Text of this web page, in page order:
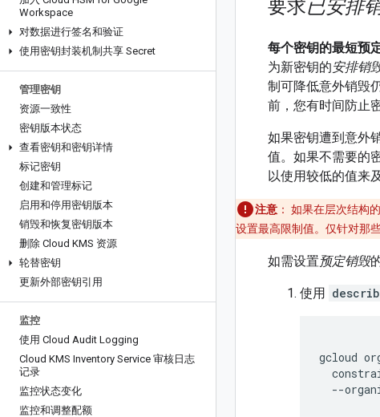
Workspace
对数据进行签名和验证
使用密钥封装机制共享 Secret
管理密钥
资源一致性
密钥版本状态
查看密钥和密钥详情
标记密钥
创建和管理标记
启用和停用密钥版本
销毁和恢复密钥版本
删除 Cloud KMS 资源
轮替密钥
更新外部密钥引用
监控
使用 Cloud Audit Logging
Cloud KMS Inventory Service 审核日志
记录
监控状态变化
监控和调整配额
要求已安排
每个密钥的最短预
为新密钥的安排销
制可降低意外销毁
前，您有时间防止
如果密钥遭到意外
值。如果不需要的
以使用较低的值来
注意 ： 如果在层次结构
设置最高限制值。仅针对那
如需设置预定销毁
使用
gcloud
--